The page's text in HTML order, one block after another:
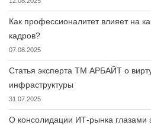
Как профессионалитет влияет на
кадров?
07.08.2025
Статья эксперта ТМ АРБАЙТ о
инфраструктуры
31.07.2025
О консолидации ИТ-рынка глазами